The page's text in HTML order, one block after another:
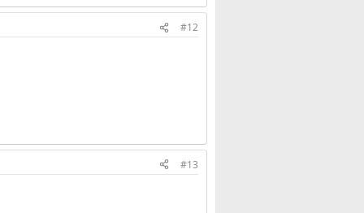
#12
#13